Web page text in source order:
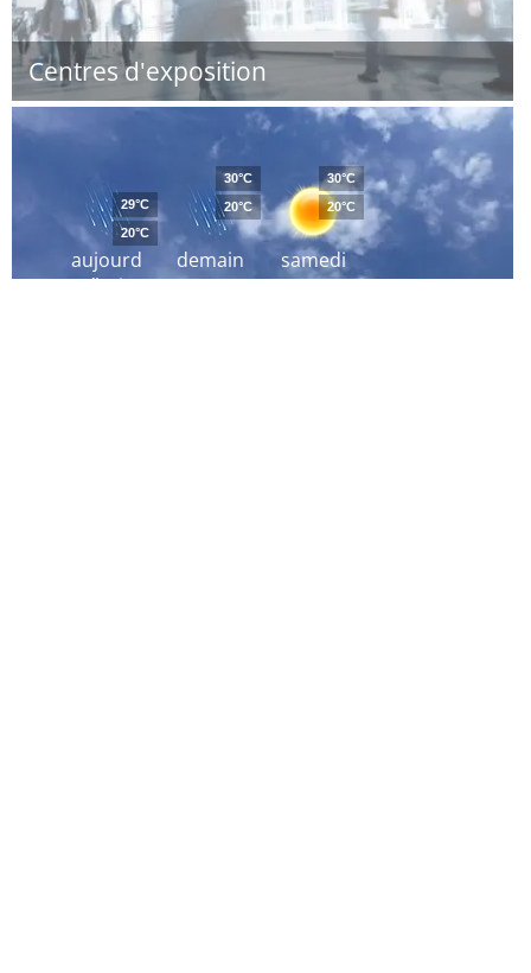
Centres d'exposition
aujourd
´hui
29°C
20°C
demain
30°C
20°C
samedi
30°C
20°C